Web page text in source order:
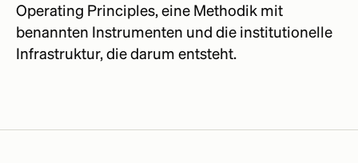
Operating Principles, eine Methodik mit
benannten Instrumenten und die institutionelle
Infrastruktur, die darum entsteht.